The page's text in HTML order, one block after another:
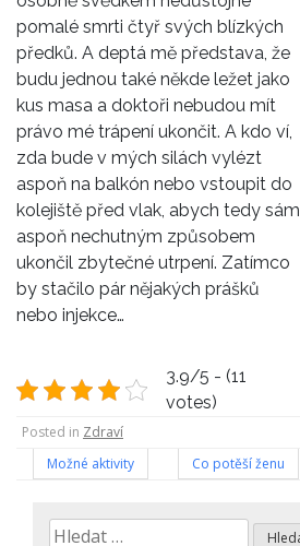
pomalé smrti čtyř svých blízkých
předků. A deptá mě představa, že
budu jednou také někde ležet jako
kus masa a doktoři nebudou mít
právo mé trápení ukončit. A kdo ví,
zda bude v mých silách vylézt
aspoň na balkón nebo vstoupit do
kolejiště před vlak, abych tedy sám
aspoň nechutným způsobem
ukončil zbytečné utrpení. Zatímco
by stačilo pár nějakých prášků
nebo injekce…
3.9/5 - (11
votes)
Posted in Zdraví
Navigace
pro
Možné aktivity Co potěší ženu
Vyhledávání